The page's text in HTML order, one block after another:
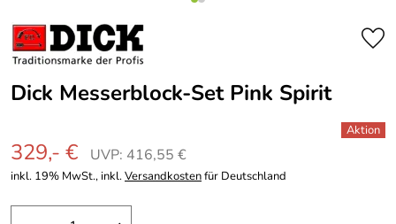
Dick Messerblock-Set Pink Spirit
329,- € UVP: 416,55 €
inkl. 19% MwSt., inkl.Versandkostenfür Deutschland